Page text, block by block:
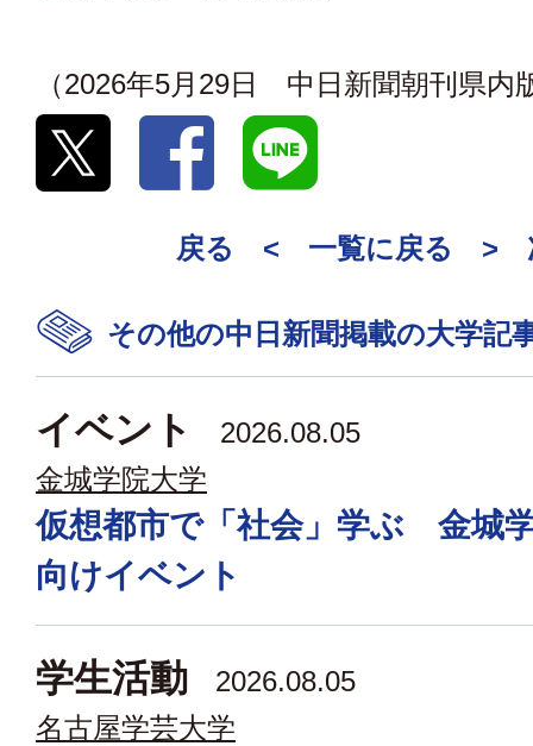
（2026年5月29日 中日新聞朝刊県内
戻る < 一覧に戻る >
その他の中日新聞掲載の大学記
イベント
2026.08.05
金城学院大学
仮想都市で「社会」学ぶ 金城
向けイベント
学生活動
2026.08.05
名古屋学芸大学